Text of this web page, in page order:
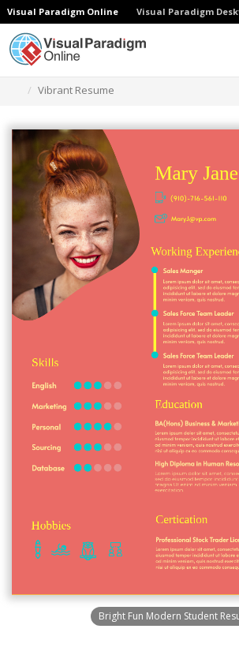
Visual Paradigm Online Visual Paradigm
Vibrant Resume
Bright Fun Modern Student